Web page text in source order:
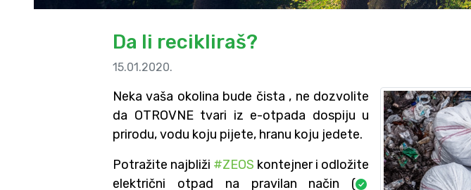
Da li recikliraš?
15.01.2020.
Neka vaša okolina bude čista , ne dozvolite
da OTROVNE tvari iz e-otpada dospiju u
prirodu, vodu koju pijete, hranu koju jedete.
Potražite najbliži #ZEOS kontejner i odložite
električni otpad na pravilan način (